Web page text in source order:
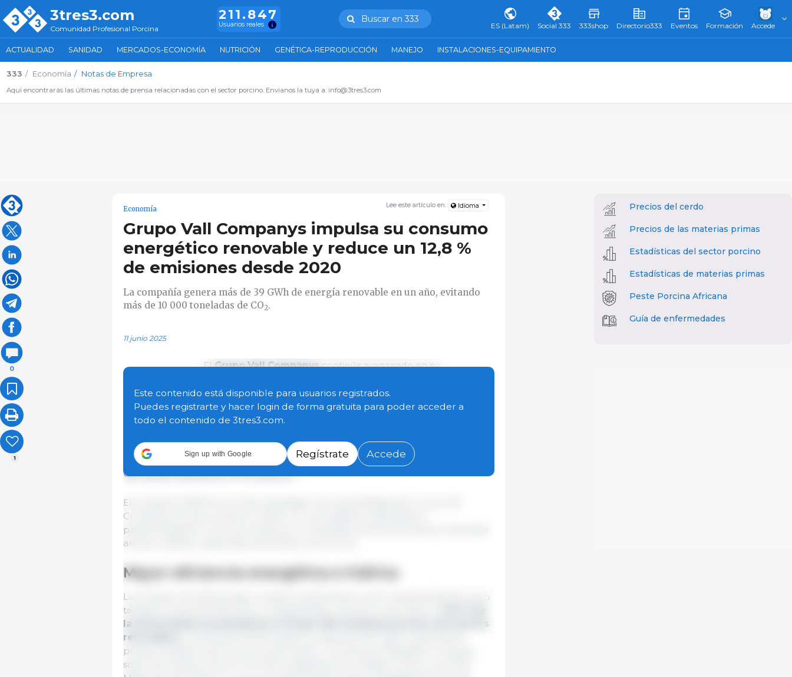
3tres3.com
Comunidad Profesional Porcina
211.847
Usuarios reales
Buscar en 333
ES (Latam) Social 333 333shop Directorio333 Eventos Formación Accede
ACTUALIDAD SANIDAD MERCADOS-ECONOMÍA NUTRICIÓN GENÉTICA-REPRODUCCIÓN MANEJO INSTALACIONES-EQUIPAMIENTO
333 Economía Notas de Empresa
Aquí encontrarás las últimas notas de prensa relacionadas con el sector porcino. Envianos la tuya a: info@3tres3.com
0
1
Lee este artículo en: Idioma
Economía
Grupo Vall Companys impulsa su consumo
energético renovable y reduce un 12,8 %
de emisiones desde 2020
La compañía genera más de 39 GWh de energía renovable en un año, evitando
más de 10 000 toneladas de CO2.
11 junio 2025
ElGrupo Vall Companyscontinúa avanzando en su
estratégico PENTA , que entre muchos otros aspectos busca
impulsar la eficiencia energética y la reducción de
emisionesen todas sus actividades. El primer grupo
emisiones de gases de efecto invernadero de Alcance 1 y 2 registradas entre
2020 y 2024. La compañía hace públicos estos datos con motivo del
del Medio Ambiente, el 05 de junio.
El programa PENTA es el plan estratégico de sostenibilidad del Grupo Vall
Companys. El plan se dotó en 2020 con unos objetivos detallados y
parametrizables a nivel de emisiones, circularidad, políticas de talento, bienestar
animal, calidad y seguridad alimentaria, entre otros.
Mayor eficiencia energética e hídrica
La energía renovable juega un papel fundamental a nivel medioambiental, pero
también a nivel de eficiencia y competitividad. Durante el año 2024, el
la electricidad consumida por el Grupo Vall Companys provino de fuentes
renovables
propia mediante autoconsumo fotovoltaico. La potencia instalada en energía
solar fotovoltaica alcanzó los 37,05 megavatios pico (MWp), frente a los 27,54
Este contenido está disponible para usuarios registrados.
Puedes registrarte y hacer login de forma gratuita para poder acceder a
todo el contenido de 3tres3.com.
Sign up with Google Regístrate Accede
Precios del cerdo
Precios de las materias primas
Estadísticas del sector porcino
Estadísticas de materias primas
Peste Porcina Africana
Guía de enfermedades